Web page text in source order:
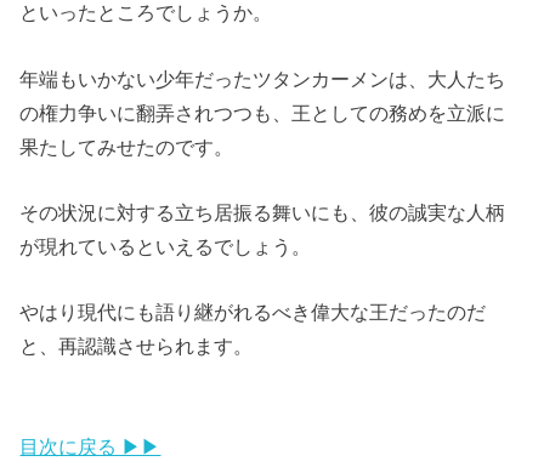
といったところでしょうか。
年端もいかない少年だったツタンカーメンは、大人たち
の権力争いに翻弄されつつも、王としての務めを立派に
果たしてみせたのです。
その状況に対する立ち居振る舞いにも、彼の誠実な人柄
が現れているといえるでしょう。
やはり現代にも語り継がれるべき偉大な王だったのだ
と、再認識させられます。
目次に戻る ▶▶